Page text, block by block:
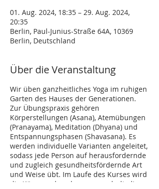
01. Aug. 2024, 18:35 – 29. Aug. 2024,
20:35
Berlin, Paul-Junius-Straße 64A, 10369
Berlin, Deutschland
Über die Veranstaltung
Wir üben ganzheitliches Yoga im ruhigen
Garten des Hauses der Generationen.
Zur Übungspraxis gehören
Körperstellungen (Asana), Atemübungen
(Pranayama), Meditation (Dhyana) und
Entspannungsphasen (Shavasana). Es
werden individuelle Varianten angeleitet,
sodass jede Person auf herausfordernde
und zugleich gesundheitsfördernde Art
und Weise übt. Im Laufe des Kurses wird
die Körperwahrnehmung geschult, die